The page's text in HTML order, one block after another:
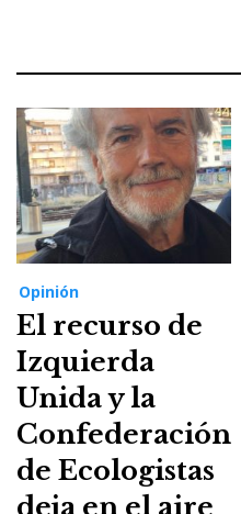
Opinión
El recurso de
Izquierda
Unida y la
Confederación
de Ecologistas
deja en el aire